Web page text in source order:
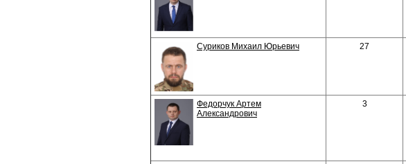
Суриков Михаил Юрьевич
27
Федорчук Артем
Александрович
3